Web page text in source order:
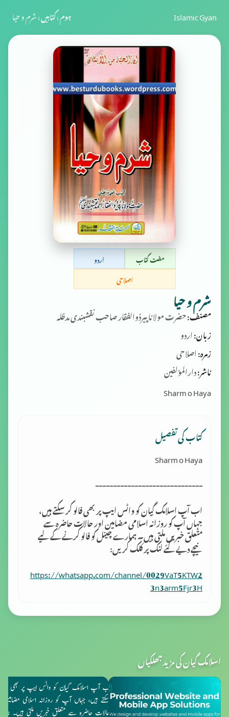
Islamic Gyan ہوم›کتابیں›شرم و حیا
مفت کتاب
اردو
اصلاحی
شرم و حیا
مصنف:حضرت مولانا پیرذوالفقار صاحب نقشبندی مدظلہ
زبان:اردو
زمرہ:اصلاحی
ناشر:دارالمؤلفین
Sharm o Haya
کتاب کی تفصیل
Sharm o Haya
------------------------------
اب آپ اسلامک گِیان کو واٹس ایپ پر بھی فالو کر سکتے ہیں،
جہاں آپ کو روزانہ اسلامی مضامین اور حالات حاضرہ سے
متعلق خبریں ملتی ہیں۔ ہمارے چینل کو فالو کرنے کے لیے
نیچے دیے گئے لنک پر کلک کریں:
https://whatsapp.com/channel/0029VaT5KTW2
3n3arm5Fjr3H
اسلامک گیان کی مزید جھلکیاں